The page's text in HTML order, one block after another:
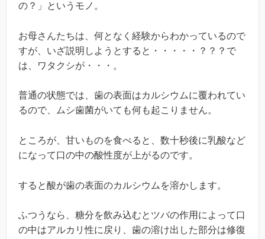
の？」というモノ。
お母さんたちは、何となく経験からわかっているので
すが、いざ説明しようとすると・・・・・？？？で
は、ワタクシが・・・。
普通の状態では、歯の表面はカルシウムに覆われてい
るので、ムシ歯菌がいても何も起こりません。
ところが、甘いものを食べると、数十秒後に乳酸など
になって口の中の酸性度が上がるのです。
すると酸が歯の表面のカルシウムを溶かします。
ふつうなら、糖分を飲み込むとツバの作用によって口
の中はアルカリ性に戻り、歯の溶け出した部分は修復